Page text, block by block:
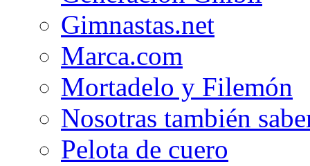
Gimnastas.net
Marca.com
Mortadelo y Filemón
Nosotras también
Pelota de cuero